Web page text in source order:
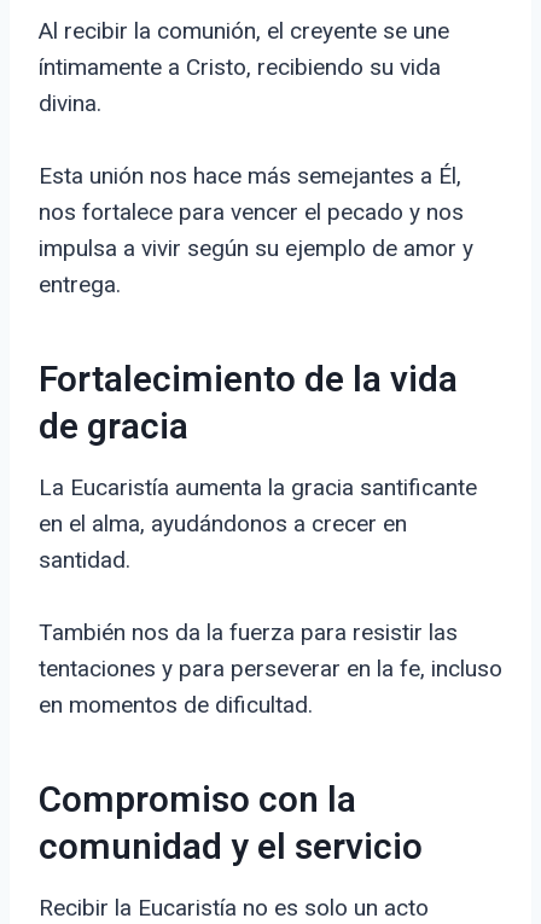
Al recibir la comunión, el creyente se une
íntimamente a Cristo, recibiendo su vida
divina.
Esta unión nos hace más semejantes a Él,
nos fortalece para vencer el pecado y nos
impulsa a vivir según su ejemplo de amor y
entrega.
Fortalecimiento de la vida
de gracia
La Eucaristía aumenta la gracia santificante
en el alma, ayudándonos a crecer en
santidad.
También nos da la fuerza para resistir las
tentaciones y para perseverar en la fe, incluso
en momentos de dificultad.
Compromiso con la
comunidad y el servicio
Recibir la Eucaristía no es solo un acto